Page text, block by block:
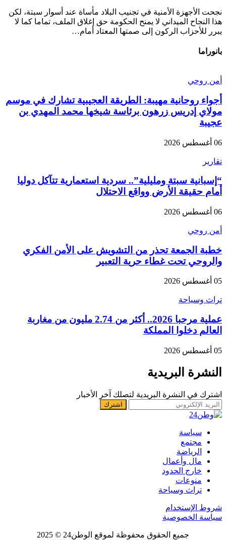
نجحت الأجهزة الأمنية في تجنيب البلاد مأساة عند أسوار سبتة، لكن
هذا النجاح الميداني لا يمنح الحكومة حق إغلاق الملف، تماما كما لا
يبرر للأحزاب الركون إلى صمتها المعتاد أمام…
بانوراما
أمن روحي
أجواء روحانية مهيبة: الطريقة العجيبية تشارك في موسم
مولاي إدريس زرهون برئاسة شيخها محمد المهدي بن
عجيبة
06 أغسطس 2026
تقارير
“إسبانية سبتة ومليلية”.. سردية استعمارية تتآكل دوليا
أمام حقيقة الأرض وواقع الاحتلال
06 أغسطس 2026
أمن روحي
خطبة الجمعة تحذر من التشويش على الأمن الفكري
والروحي تحت غطاء حرية التعبير
05 أغسطس 2026
تراث وسياحة
عملية مرحبا 2026.. أكثر من 2.74 مليون من مغاربة
العالم دخلوا المملكة
05 أغسطس 2026
النشرة البريدية
اشترك في النشرة البريدية لتصلك آخر الأخبار
سياسة
مجتمع
الرياضة
مال وأعمال
خارج الحدود
منوعات
تراث وسياحة
شروط الإستخدام
سياسة الخصوصية
جميع الحقوق محفوظة لموقع الوطن24 © 2025